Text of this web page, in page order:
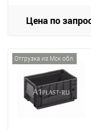
Цена по
Отгрузка из Мск обл.